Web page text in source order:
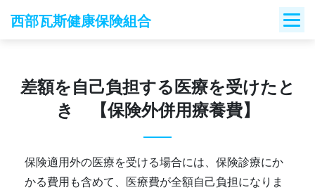
西部瓦斯健康保険組合
差額を自己負担する医療を受けたと
き 【保険外併用療養費】
保険適用外の医療を受ける場合には、保険診療にか
かる費用も含めて、医療費が全額自己負担になりま